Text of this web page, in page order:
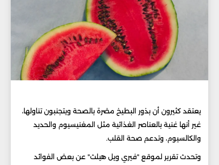
يعتقد كثيرون أن بذور البطيخ مضرة بالصحة ويتجنبون تناولها،
غير أنها غنية بالعناصر الغذائية مثل المغنيسيوم والحديد
والكالسيوم، وتدعم صحة القلب.
وتحدث تقرير لموقع "فيري ويل هيلث" عن بعض الفوائد